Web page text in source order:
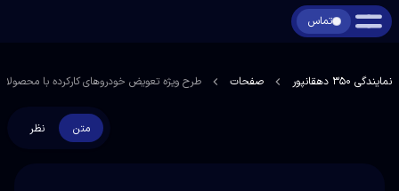
تماس
نمایندگی 350 دهقانپور صفحات طرح ویژه تعویض خودروهای کارکرده با محصولات صفر
متن نظر